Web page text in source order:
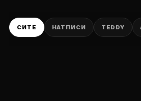
СИТЕ НАТПИСИ TEDDY